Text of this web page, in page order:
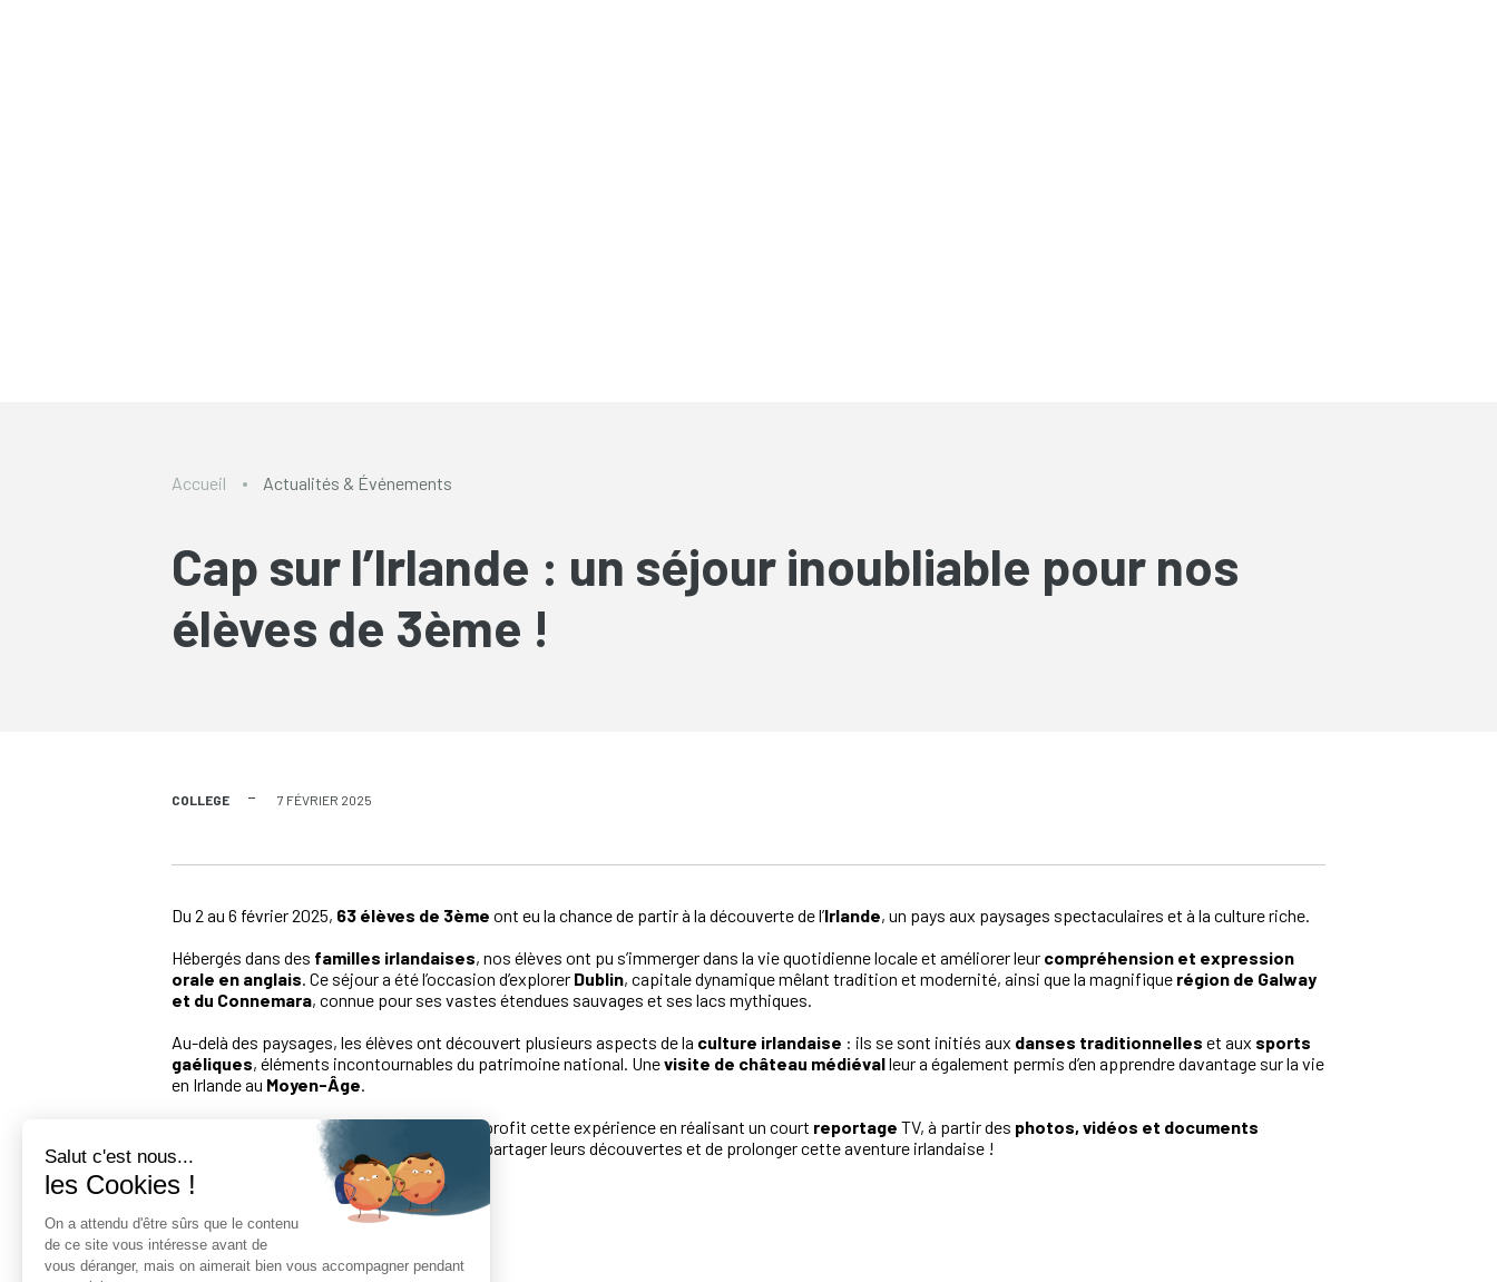
Salut c'est nous...
les Cookies !
On a attendu d'être sûrs que le contenu
de ce site vous intéresse avant de
vous déranger, mais on aimerait bien vous accompagner pendant
Accueil Actualités & Événements
Cap sur l’Irlande : un séjour inoubliable pour nos
élèves de 3ème !
COLLEGE 7 FÉVRIER 2025
Du 2 au 6 février 2025, 63 élèves de 3ème ont eu la chance de partir à la découverte de l’Irlande, un pays aux paysages spectaculaires et à la culture riche.
Hébergés dans des familles irlandaises, nos élèves ont pu s’immerger dans la vie quotidienne locale et améliorer leur compréhension et expression
orale en anglais. Ce séjour a été l’occasion d’explorer Dublin, capitale dynamique mêlant tradition et modernité, ainsi que la magnifique région de Galway
et du Connemara, connue pour ses vastes étendues sauvages et ses lacs mythiques.
Au-delà des paysages, les élèves ont découvert plusieurs aspects de la culture irlandaise : ils se sont initiés aux danses traditionnelles et aux sports
gaéliques, éléments incontournables du patrimoine national. Unevisite de château médiévalleur a également permis d’en apprendre davantage sur la vie
en Irlande au Moyen-Âge.
De retour en France, les élèves mettront à profit cette expérience en réalisant un court reportage TV, à partir des photos, vidéos et documents
collectés
sur place. Une belle manière de partager leurs découvertes et de prolonger cette aventure irlandaise !